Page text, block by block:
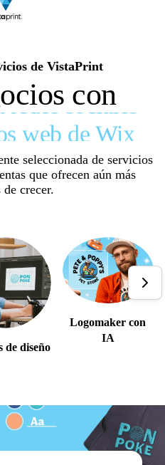
de VistaPrint
con
diseño
de postales
sociales
web de Wix
marca
diseño
de postales
sociales
web de Wix
seleccionada de servicios
que ofrecen aún más
de crecer.
de diseño
Logomaker con
IA